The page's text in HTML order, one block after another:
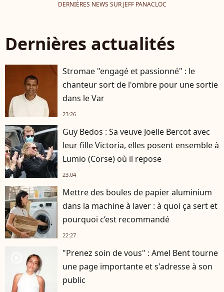
DERNIÈRES NEWS SUR JEFF PANACLOC
Dernières actualités
Stromae "engagé et passionné" : le
chanteur sort de l'ombre pour une sortie
dans le Var
23:26
Guy Bedos : Sa veuve Joëlle Bercot avec
leur fille Victoria, elles posent ensemble à
Lumio (Corse) où il repose
23:04
Mettre des boules de papier aluminium
dans la machine à laver : à quoi ça sert et
pourquoi c’est recommandé
22:27
"Prenez soin de vous" : Amel Bent tourne
une page importante et s'adresse à son
public